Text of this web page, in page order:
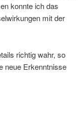
konnte ich das
mit der
richtig wahr, so
neue Erkenntnisse